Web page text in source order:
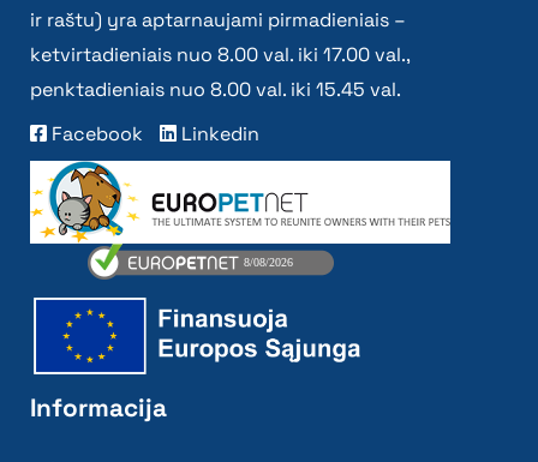
ir raštu) yra aptarnaujami pirmadieniais –
ketvirtadieniais nuo 8.00 val. iki 17.00 val.,
penktadieniais nuo 8.00 val. iki 15.45 val.
Facebook
Linkedin
Informacija